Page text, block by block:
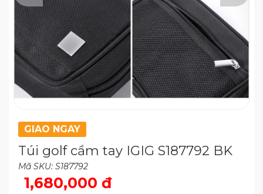
GIAO NGAY
Túi golf cầm tay IGIG S187792 BK
Mã SKU: S187792
1,680,000 đ